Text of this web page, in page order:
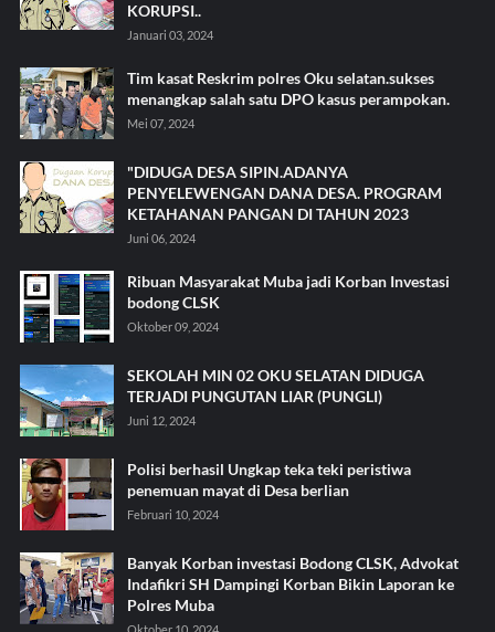
KORUPSI..
Januari 03, 2024
Tim kasat Reskrim polres Oku selatan.sukses
menangkap salah satu DPO kasus perampokan.
Mei 07, 2024
"DIDUGA DESA SIPIN.ADANYA
PENYELEWENGAN DANA DESA. PROGRAM
KETAHANAN PANGAN DI TAHUN 2023
Juni 06, 2024
Ribuan Masyarakat Muba jadi Korban Investasi
bodong CLSK
Oktober 09, 2024
SEKOLAH MIN 02 OKU SELATAN DIDUGA
TERJADI PUNGUTAN LIAR (PUNGLI)
Juni 12, 2024
Polisi berhasil Ungkap teka teki peristiwa
penemuan mayat di Desa berlian
Februari 10, 2024
Banyak Korban investasi Bodong CLSK, Advokat
Indafikri SH Dampingi Korban Bikin Laporan ke
Polres Muba